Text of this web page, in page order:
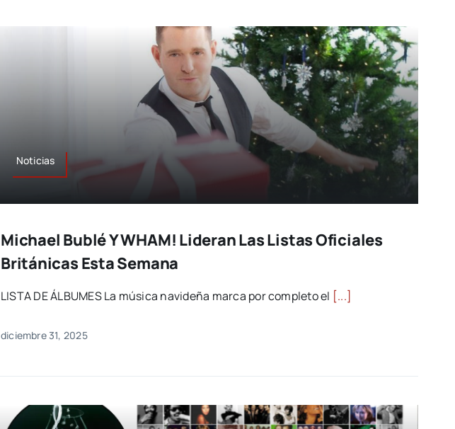
Noticias
Michael Bublé Y WHAM! Lideran Las Listas Oficiales
Británicas Esta Semana
LISTA DE ÁLBUMES La música navideña marca por completo el [...]
diciembre 31, 2025